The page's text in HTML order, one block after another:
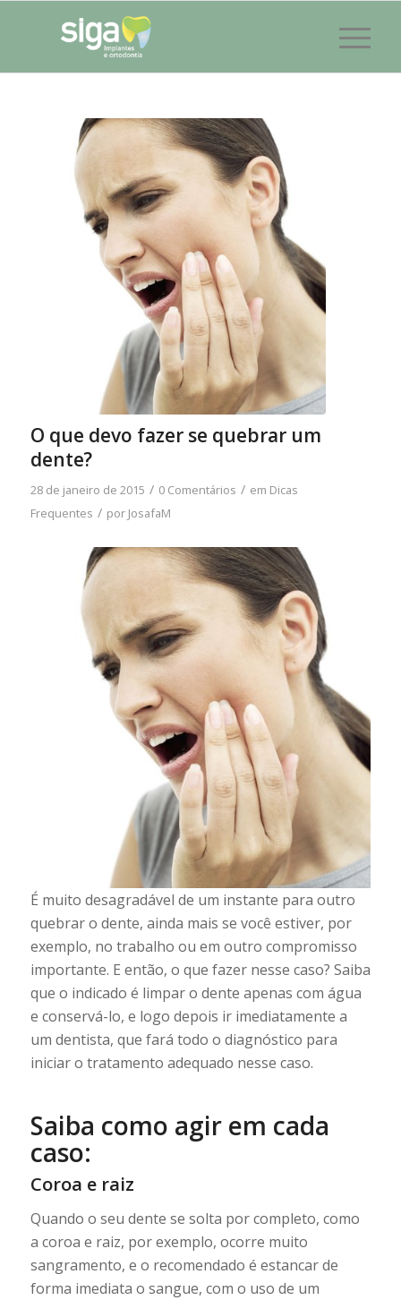
O que devo fazer se quebrar um
dente?
28 de janeiro de 2015 / 0 Comentários / em Dicas
Frequentes / por JosafaM
É muito desagradável de um instante para outro
quebrar o dente, ainda mais se você estiver, por
exemplo, no trabalho ou em outro compromisso
importante. E então, o que fazer nesse caso? Saiba
que o indicado é limpar o dente apenas com água
e conservá-lo, e logo depois ir imediatamente a
um dentista, que fará todo o diagnóstico para
iniciar o tratamento adequado nesse caso.
Saiba como agir em cada
caso:
Coroa e raiz
Quando o seu dente se solta por completo, como
a coroa e raiz, por exemplo, ocorre muito
sangramento, e o recomendado é estancar de
forma imediata o sangue, com o uso de um